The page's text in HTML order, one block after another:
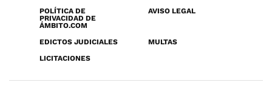
POLÍTICA DE
PRIVACIDAD DE
ÁMBITO.COM
AVISO LEGAL
EDICTOS JUDICIALES
MULTAS
LICITACIONES